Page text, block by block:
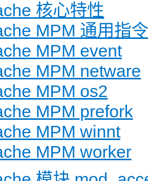
核心特性
MPM 通用指令
MPM event
MPM netware
MPM os2
MPM prefork
MPM winnt
MPM worker